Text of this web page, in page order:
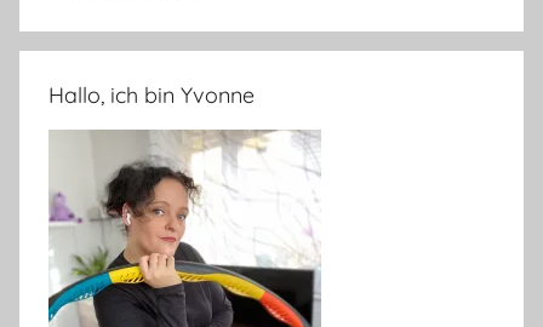
Hallo, ich bin Yvonne